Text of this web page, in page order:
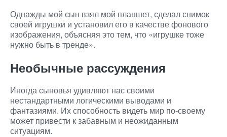
Однажды мой сын взял мой планшет, сделал снимок
своей игрушки и установил его в качестве фонового
изображения, объясняя это тем, что «игрушке тоже
нужно быть в тренде».
Необычные рассуждения
Иногда сыновья удивляют нас своими
нестандартными логическими выводами и
фантазиями. Их способность видеть мир по-своему
может привести к забавным и неожиданным
ситуациям.